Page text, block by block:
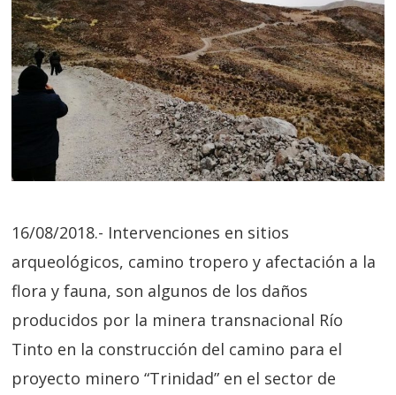
16/08/2018.- Intervenciones en sitios
arqueológicos, camino tropero y afectación a la
flora y fauna, son algunos de los daños
producidos por la minera transnacional Río
Tinto en la construcción del camino para el
proyecto minero “Trinidad” en el sector de